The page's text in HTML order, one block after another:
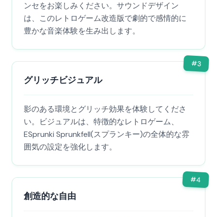
ンセをお楽しみください。サウンドデザイン
は、このレトロゲーム改造版で劇的で感情的に
豊かな音楽体験を生み出します。
#3
グリッチビジュアル
影のある環境とグリッチ効果を体験してくださ
い。ビジュアルは、特徴的なレトロゲーム、
ESprunki Sprunkfell(スプランキー)の全体的な雰
囲気の設定を強化します。
#4
創造的な自由